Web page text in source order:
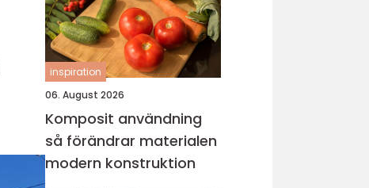
inspiration
06. August 2026
Komposit användning
så förändrar materialen
modern konstruktion